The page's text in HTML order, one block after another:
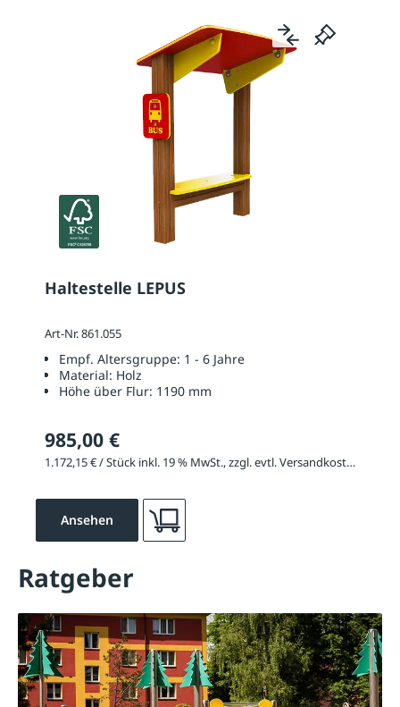
Haltestelle LEPUS
Art-Nr. 861.055
Empf. Altersgruppe: 1 - 6 Jahre
Material: Holz
Höhe über Flur: 1190 mm
985,00 €
1.172,15 € / Stück inkl. 19 % MwSt., zzgl. evtl. Versandkosten
Ansehen
Ratgeber